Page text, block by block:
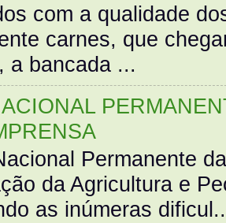
com a qualidade
carnes, que
a bancada ...
Permanente
da Agricultura e
as inúmeras